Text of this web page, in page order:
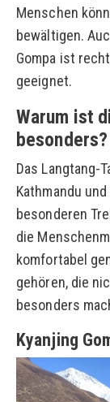
Menschen
bewältigen.
Gompa ist
geeignet.
Warum ist
besonders?
Das Langtang-
Kathmandu
besonderen
die
komfortabel
gehören, die
besonders
Kyanjing